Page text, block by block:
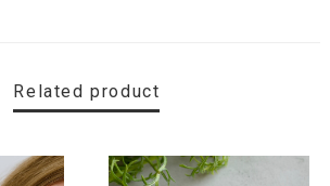
Related product